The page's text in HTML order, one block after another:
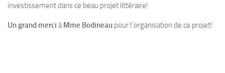
investissement dans ce beau projet littéraire!
Un grand merci àMme Bodineau pour l´organisation de ce projet!